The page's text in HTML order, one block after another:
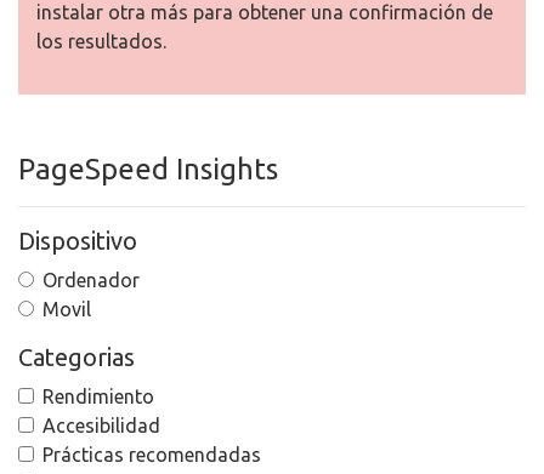
instalar otra más para obtener una confirmación de
los resultados.
PageSpeed Insights
Dispositivo
Ordenador
Movil
Categorias
Rendimiento
Accesibilidad
Prácticas recomendadas